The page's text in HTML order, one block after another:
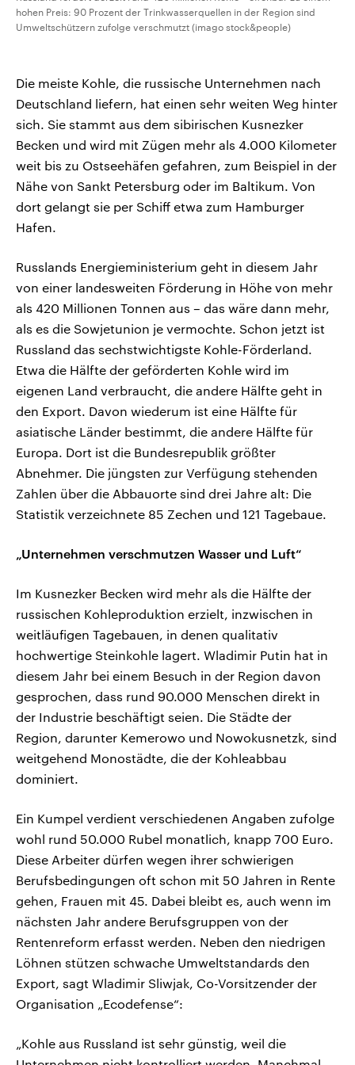
hohen Preis: 90 Prozent der Trinkwasserquellen in der Region sind
Umweltschützern zufolge verschmutzt (imago stock&people)
Die meiste Kohle, die russische Unternehmen nach
Deutschland liefern, hat einen sehr weiten Weg hinter
sich. Sie stammt aus dem sibirischen Kusnezker
Becken und wird mit Zügen mehr als 4.000 Kilometer
weit bis zu Ostseehäfen gefahren, zum Beispiel in der
Nähe von Sankt Petersburg oder im Baltikum. Von
dort gelangt sie per Schiff etwa zum Hamburger
Hafen.
Russlands Energieministerium geht in diesem Jahr
von einer landesweiten Förderung in Höhe von mehr
als 420 Millionen Tonnen aus – das wäre dann mehr,
als es die Sowjetunion je vermochte. Schon jetzt ist
Russland das sechstwichtigste Kohle-Förderland.
Etwa die Hälfte der geförderten Kohle wird im
eigenen Land verbraucht, die andere Hälfte geht in
den Export. Davon wiederum ist eine Hälfte für
asiatische Länder bestimmt, die andere Hälfte für
Europa. Dort ist die Bundesrepublik größter
Abnehmer. Die jüngsten zur Verfügung stehenden
Zahlen über die Abbauorte sind drei Jahre alt: Die
Statistik verzeichnete 85 Zechen und 121 Tagebaue.
„Unternehmen verschmutzen Wasser und Luft“
Im Kusnezker Becken wird mehr als die Hälfte der
russischen Kohleproduktion erzielt, inzwischen in
weitläufigen Tagebauen, in denen qualitativ
hochwertige Steinkohle lagert. Wladimir Putin hat in
diesem Jahr bei einem Besuch in der Region davon
gesprochen, dass rund 90.000 Menschen direkt in
der Industrie beschäftigt seien. Die Städte der
Region, darunter Kemerowo und Nowokusnetzk, sind
weitgehend Monostädte, die der Kohleabbau
dominiert.
Ein Kumpel verdient verschiedenen Angaben zufolge
wohl rund 50.000 Rubel monatlich, knapp 700 Euro.
Diese Arbeiter dürfen wegen ihrer schwierigen
Berufsbedingungen oft schon mit 50 Jahren in Rente
gehen, Frauen mit 45. Dabei bleibt es, auch wenn im
nächsten Jahr andere Berufsgruppen von der
Rentenreform erfasst werden. Neben den niedrigen
Löhnen stützen schwache Umweltstandards den
Export, sagt Wladimir Sliwjak, Co-Vorsitzender der
Organisation „Ecodefense“:
„Kohle aus Russland ist sehr günstig, weil die